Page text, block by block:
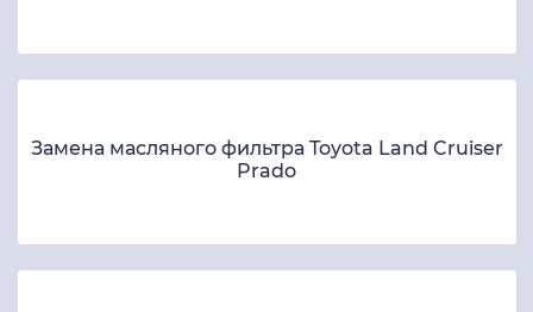
Замена масляного фильтра Toyota Land Cruiser
Prado